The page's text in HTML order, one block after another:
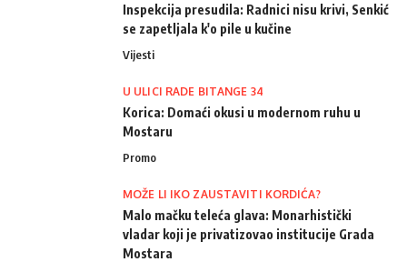
Inspekcija presudila: Radnici nisu krivi, Senkić
se zapetljala k'o pile u kučine
Vijesti
U ULICI RADE BITANGE 34
Korica: Domaći okusi u modernom ruhu u
Mostaru
Promo
MOŽE LI IKO ZAUSTAVITI KORDIĆA?
Malo mačku teleća glava: Monarhistički
vladar koji je privatizovao institucije Grada
Mostara